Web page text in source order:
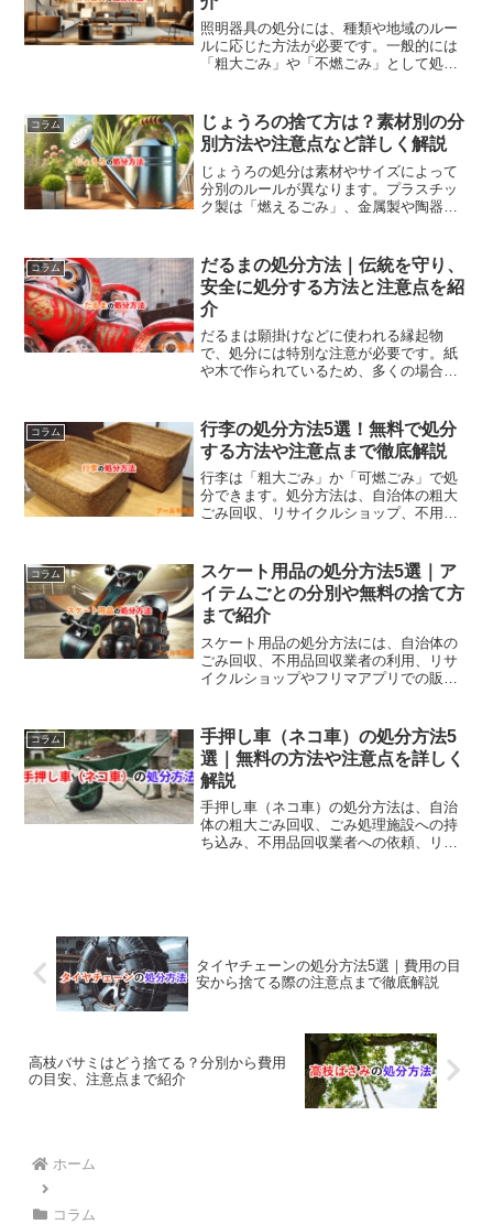
照明器具の処分には、種類や地域のルー
ルに応じた方法が必要です。一般的には
「粗大ごみ」や「不燃ごみ」として処分
体の粗大ごみ回収、家電量販店の引き取
り、不用品回収業者の利用があり、フリ
マアプリでの売却やリサイクルショップ
での買取も可能です。電球の取り外しや
大型照明器具の取り扱いには注意が必要
です。
コラム
じょうろの捨て方は？素材別の分
別方法や注意点など詳しく解説
じょうろの処分は素材やサイズによって
分別のルールが異なります。プラスチッ
ク製は「燃えるごみ」、金属製や陶器製
リサイクルショップでの売却やフリマア
プリでの譲渡、不用品回収業者の利用が
選択肢です。また、無料で処分する方法
として、自治体の無料回収イベントや
SNSでの譲渡が効果的です。不法投棄を
避け、環境に優しい処分を心掛けましょ
う。
コラム
だるまの処分方法｜伝統を守り、
安全に処分する方法と注意点を紹
介
だるまは願掛けなどに使われる縁起物
で、処分には特別な注意が必要です。紙
や木で作られているため、多くの場合
般的です。神社や寺での供養や、郵送で
供養を行うサービスもあります。大きな
だるまや複数ある場合、不用品回収業者
を利用するのも便利です。適切に感謝し
ながら処分し、環境にも配慮することが
重要です。
コラム
行李の処分方法5選！無料で処分
する方法や注意点まで徹底解説
行李は「粗大ごみ」か「可燃ごみ」で処
分できます。処分方法は、自治体の粗大
ごみ回収、リサイクルショップ、不用品
くの方法があります。自治体のルールに
従い、燃えるごみや粗大ごみとして処分
するか、リサイクルや寄付を検討しまし
ょう。
コラム
スケート用品の処分方法5選｜ア
イテムごとの分別や無料の捨て方
まで紹介
スケート用品の処分方法には、自治体の
ごみ回収、不用品回収業者の利用、リサ
イクルショップやフリマアプリでの販
靴は素材やサイズによって「粗大ごみ」
や「燃えないごみ」などに分類されるた
め、自治体の分別ルールを確認しましょ
う。不用品回収業者は手軽で便利、寄付
や譲渡は無料で処分可能。安全に配慮し
正しく処分しましょう。
コラム
手押し車（ネコ車）の処分方法5
選｜無料の方法や注意点を詳しく
解説
手押し車（ネコ車）の処分方法は、自治
体の粗大ごみ回収、ごみ処理施設への持
ち込み、不用品回収業者への依頼、リサ
タイヤチェーンの処分方法5選｜費用の目
安から捨てる際の注意点まで徹底解説
高枝バサミはどう捨てる？分別から費用
の目安、注意点まで紹介
ホーム
コラム